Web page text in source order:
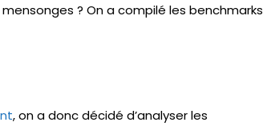
? On a compilé les benchmarks
, on a donc décidé d’analyser les